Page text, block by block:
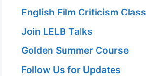
English Film Criticism Class
Join LELB Talks
Golden Summer Course
Follow Us for Updates